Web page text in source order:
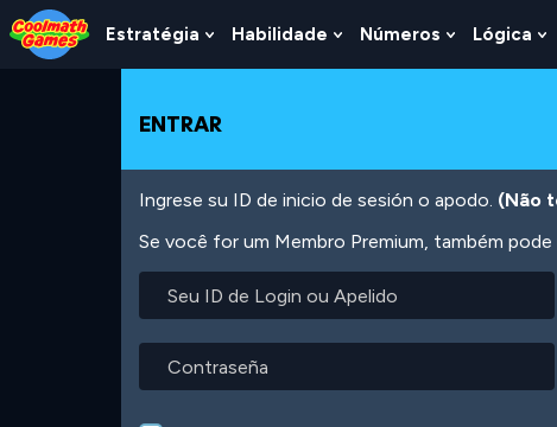
Skip
to
Top
Skip
to
Navigation
Skip
to
Main
Skip
to
Footer
para
Estratégia Show
Submenu
Estratégia
Habilidade Show
Submenu
Números Show
Submenu
Lógica
ENTRAR
Ingrese su ID de inicio de sesión o apodo. (Não
Se você for um Membro Premium, também
Login
Apelido